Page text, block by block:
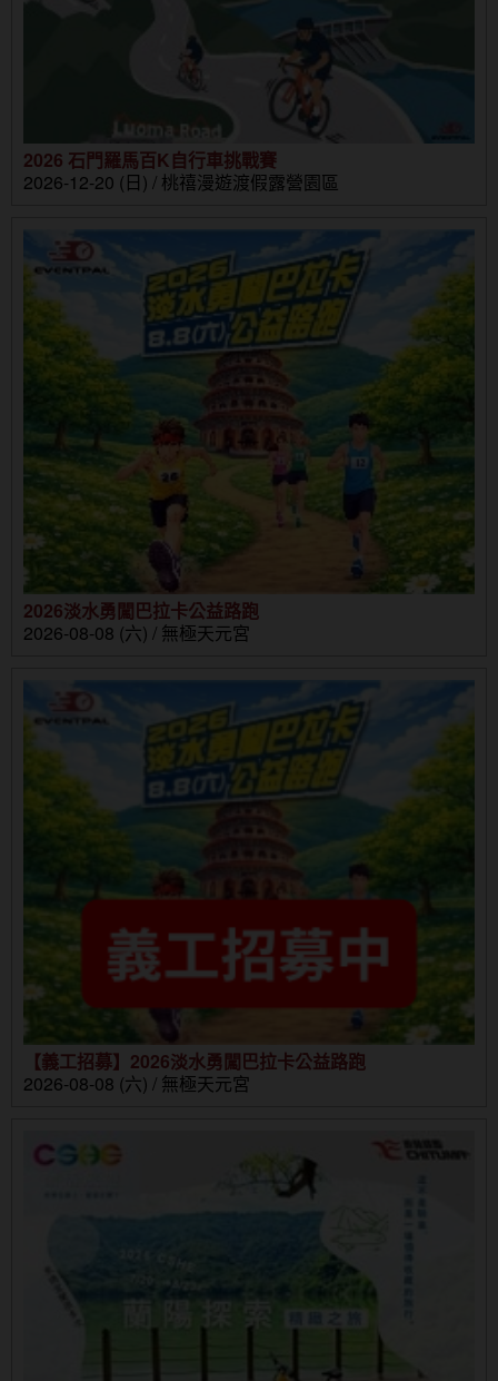
2026 石門羅馬百K自行車挑戰賽
2026-12-20 (日) / 桃禧漫遊渡假露營園區
2026淡水勇闖巴拉卡公益路跑
2026-08-08 (六) / 無極天元宮
【義工招募】2026淡水勇闖巴拉卡公益路跑
2026-08-08 (六) / 無極天元宮